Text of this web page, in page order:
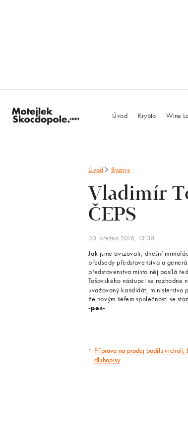
Úvod Krypto Wine
Úvod Byznys
Vladimír
ČEPS
30. března 2016, 13:38
Jak jsme avizovali, dnešní
předsedy představenstva a
představenstva místo něj posílá
Tošovského nástupci se
uvažovaný kandidát, ministerstvo
že novým šéfem společnosti se
-pes-
Předcházející
Příprava na prodej podílu vrcholí,
dluhopisy